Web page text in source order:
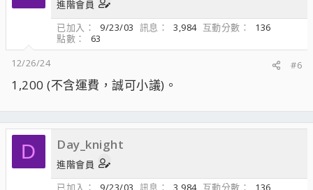
進階會員
已加入
9/23/03 訊息 3,984 互動分數
136
點數
63
12/26/24
#6
1,200 (不含運費，誠可小議)。
D Day_knight
進階會員
已加入
9/23/03 訊息 3,984 互動分數 136